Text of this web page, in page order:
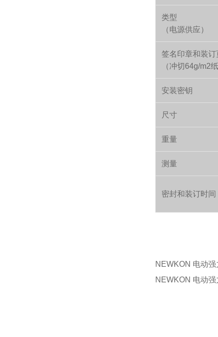
类型
（电源供应）
签名印章和装订
（冲切64g/m2
安装密钥
尺寸
重量
测量
密封和装订时间
NEWKON 电动
NEWKON 电动